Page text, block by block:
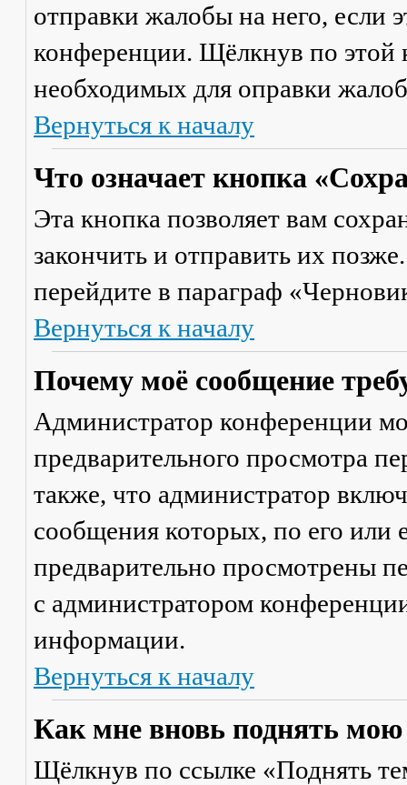
отправки жалобы на него, если
конференции. Щёлкнув по этой
необходимых для оправки
Вернуться к началу
Что означает кнопка
Эта кнопка позволяет вам
закончить и отправить их
перейдите в параграф
Вернуться к началу
Почему моё сообщение
Администратор конференции
предварительного просмотра
также, что администратор
сообщения которых, по его
предварительно просмотрены
с администратором
информации.
Вернуться к началу
Как мне вновь поднять мою
Щёлкнув по ссылке «Поднять